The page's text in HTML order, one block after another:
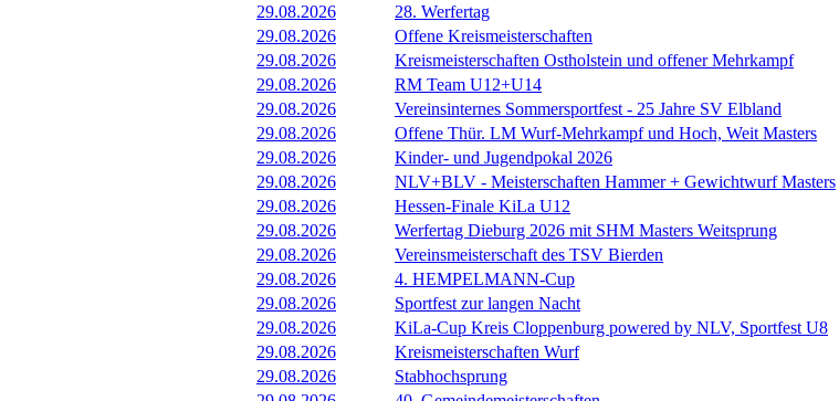
29.08.2026
28. Werfertag
29.08.2026
Offene Kreismeisterschaften
29.08.2026
Kreismeisterschaften Ostholstein und offener Mehrkampf
29.08.2026
RM Team U12+U14
29.08.2026
Vereinsinternes Sommersportfest - 25 Jahre SV Elbland
29.08.2026
Offene Thür. LM Wurf-Mehrkampf und Hoch, Weit Masters
29.08.2026
Kinder- und Jugendpokal 2026
29.08.2026
NLV+BLV - Meisterschaften Hammer + Gewichtwurf Masters
29.08.2026
Hessen-Finale KiLa U12
29.08.2026
Werfertag Dieburg 2026 mit SHM Masters Weitsprung
29.08.2026
Vereinsmeisterschaft des TSV Bierden
29.08.2026
4. HEMPELMANN-Cup
29.08.2026
Sportfest zur langen Nacht
29.08.2026
KiLa-Cup Kreis Cloppenburg powered by NLV, Sportfest U8
29.08.2026
Kreismeisterschaften Wurf
29.08.2026
Stabhochsprung